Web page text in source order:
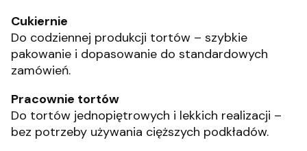
Cukiernie
Do codziennej produkcji tortów – szybkie
pakowanie i dopasowanie do standardowych
zamówień.
Pracownie tortów
Do tortów jednopiętrowych i lekkich realizacji –
bez potrzeby używania cięższych podkładów.